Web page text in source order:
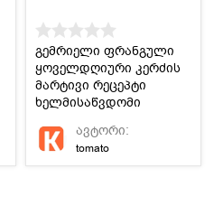
გემრიელი ფრანგული
ყოველდღიური კერძის
მარტივი რეცეპტი
ხელმისაწვდომი
ავტორი:
tomato